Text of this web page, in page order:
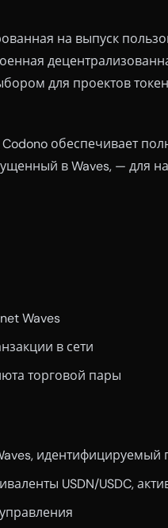
на выпуск
для проектов
Codono обеспечивает
в Waves, — для
Waves
в сети
торговой пары
идентифицируемый
USDN/USDC,